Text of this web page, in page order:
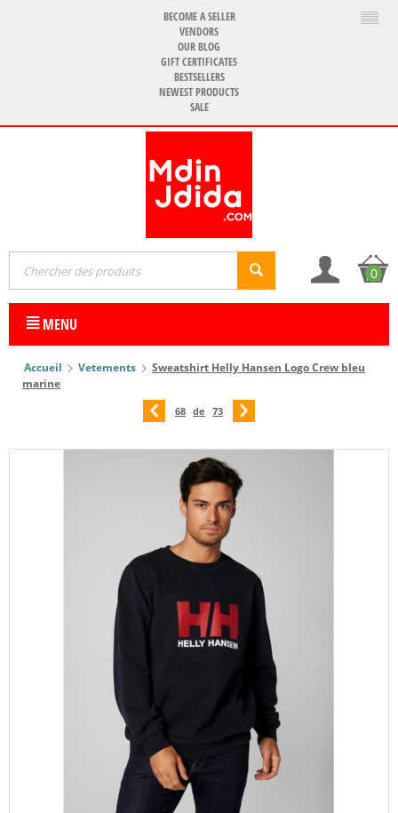
BECOME A SELLER
VENDORS
OUR BLOG
GIFT CERTIFICATES
BESTSELLERS
NEWEST PRODUCTS
SALE
0
MENU
Accueil Vetements
Sweatshirt Helly Hansen Logo Crew bleu
marine
68 de 73